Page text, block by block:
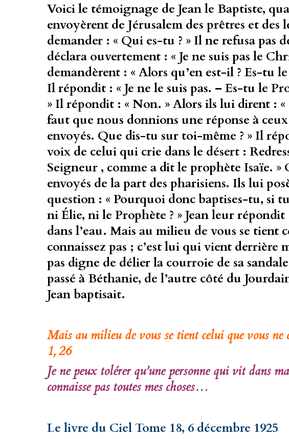
Voici le témoignage de Jean le Baptiste,
envoyèrent de Jérusalem des prêtres et
demander : « Qui es-tu ? » Il ne refusa pas
déclara ouvertement : « Je ne suis pas le
demandèrent : « Alors qu’en est-il ? Es-tu
Il répondit : « Je ne le suis pas. – Es-tu le
» Il répondit : « Non. » Alors ils lui dirent :
faut que nous donnions une réponse à
envoyés. Que dis-tu sur toi-même ? » Il
voix de celui qui crie dans le désert :
Seigneur , comme a dit le prophète Isaïe. »
envoyés de la part des pharisiens. Ils lui
question : « Pourquoi donc baptises-tu, si
ni Élie, ni le Prophète ? » Jean leur
dans l’eau. Mais au milieu de vous se tient
connaissez pas ; c’est lui qui vient derrière
pas digne de délier la courroie de sa
passé à Béthanie, de l’autre côté du
Jean baptisait.
Mais au milieu de vous se tient celui que vous ne
1, 26
Je ne peux tolérer qu’une personne qui vit dans
connaisse pas toutes mes choses…
Le livre du Ciel Tome 18, 6 décembre 1925